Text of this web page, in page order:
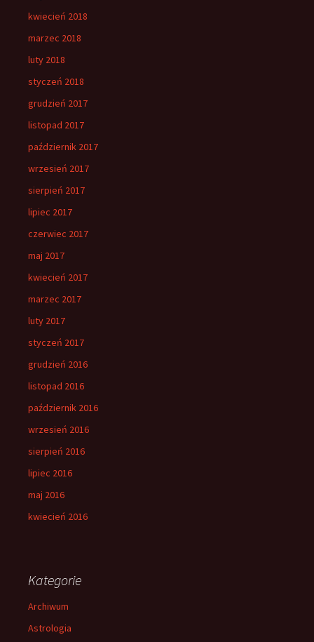
kwiecień 2018
marzec 2018
luty 2018
styczeń 2018
grudzień 2017
listopad 2017
październik 2017
wrzesień 2017
sierpień 2017
lipiec 2017
czerwiec 2017
maj 2017
kwiecień 2017
marzec 2017
luty 2017
styczeń 2017
grudzień 2016
listopad 2016
październik 2016
wrzesień 2016
sierpień 2016
lipiec 2016
maj 2016
kwiecień 2016
Kategorie
Archiwum
Astrologia